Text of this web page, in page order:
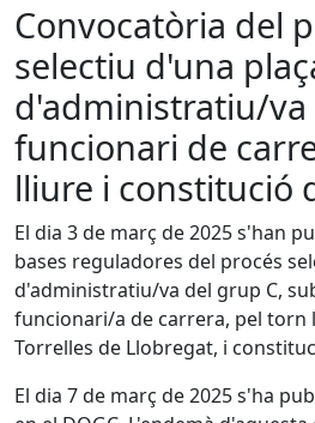
Convocatòria del
selectiu d'una
d'administratiu/va
funcionari de
lliure i constitució
El dia 3 de març de 2025 s'han
bases reguladores del procés
d'administratiu/va del grup C,
funcionari/a de carrera, pel torn
Torrelles de Llobregat, i
El dia 7 de març de 2025 s'ha